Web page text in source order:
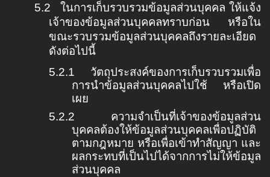
5.2
ในการเก็บรวบรวมข้อมูลส่วนบุคคล ให้แจ้ง
เจ้าของข้อมูลส่วนบุคคลทราบก่อน หรือใน
ขณะรวบรวมข้อมูลส่วนบุคคลถึงรายละเอียด
ดังต่อไปนี้
5.2.1
วัตถุประสงค์ของการเก็บรวบรวมเพื่อ
การนำข้อมูลส่วนบุคคลไปใช้ หรือเปิด
เผย
5.2.2
ความจำเป็นที่เจ้าของข้อมูลส่วน
บุคคลต้องให้ข้อมูลส่วนบุคคลเพื่อปฏิบัติ
ตามกฎหมาย หรือเพื่อเข้าทำสัญญา และ
ผลกระทบที่เป็นไปได้จากการไม่ให้ข้อมูล
ส่วนบุคคล